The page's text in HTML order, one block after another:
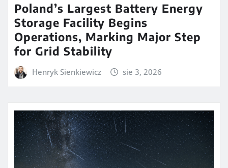
Poland’s Largest Battery Energy
Storage Facility Begins
Operations, Marking Major Step
for Grid Stability
Henryk Sienkiewicz sie 3, 2026